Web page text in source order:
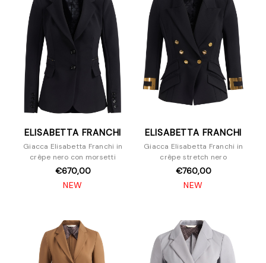
ELISABETTA FRANCHI
Giacca Elisabetta Franchi in
crêpe nero con morsetti
€670,00
NEW
ELISABETTA FRANCHI
Giacca Elisabetta Franchi in
crêpe stretch nero
€760,00
NEW